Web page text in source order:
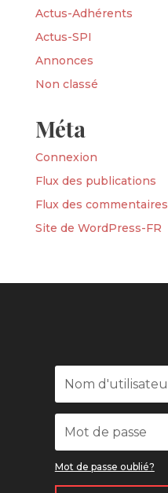
Actus-Adhérents
Actus-SPI
Annonces
Non classé
Méta
Connexion
Flux des publications
Flux des commentaires
Site de WordPress-FR
Mot de passe oublié?